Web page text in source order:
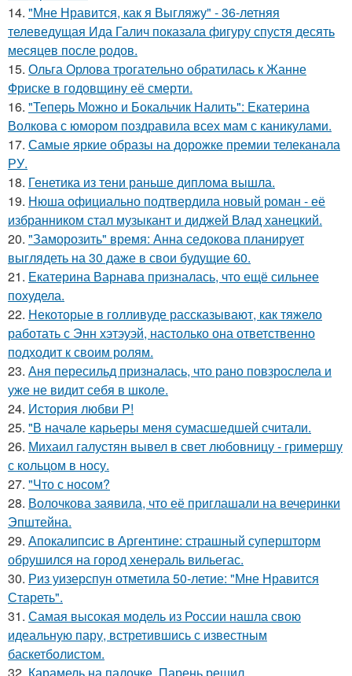
14. "Мне Нравится, как я Выгляжу" - 36-летняя
телеведущая Ида Галич показала фигуру спустя десять
месяцев после родов.
15. Ольга Орлова трогательно обратилась к Жанне
Фриске в годовщину её смерти.
16. "Теперь Можно и Бокальчик Налить": Екатерина
Волкова с юмором поздравила всех мам с каникулами.
17. Самые яркие образы на дорожке премии телеканала
РУ.
18. Генетика из тени раньше диплома вышла.
19. Нюша официально подтвердила новый роман - её
избранником стал музыкант и диджей Влад ханецкий.
20. "Заморозить" время: Анна седокова планирует
выглядеть на 30 даже в свои будущие 60.
21. Екатерина Варнава призналась, что ещё сильнее
похудела.
22. Некоторые в голливуде рассказывают, как тяжело
работать с Энн хэтэуэй, настолько она ответственно
подходит к своим ролям.
23. Аня пересильд призналась, что рано повзрослела и
уже не видит себя в школе.
24. История любви P!
25. "В начале карьеры меня сумасшедшей считали.
26. Михаил галустян вывел в свет любовницу - гримершу
с кольцом в носу.
27. "Что с носом?
28. Волочкова заявила, что её приглашали на вечеринки
Эпштейна.
29. Апокалипсис в Аргентине: страшный супершторм
обрушился на город хенераль вильегас.
30. Риз уизерспун отметила 50-летие: "Мне Нравится
Стареть".
31. Самая высокая модель из России нашла свою
идеальную пару, встретившись с известным
баскетболистом.
32. Карамель на палочке. Парень решил